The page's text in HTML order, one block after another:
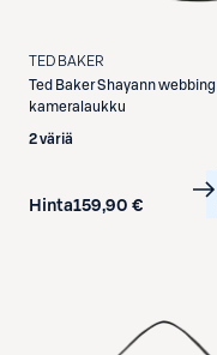
TED BAKER
Ted BakerShayann webbing
kameralaukku
2 väriä
Hinta159,90 €